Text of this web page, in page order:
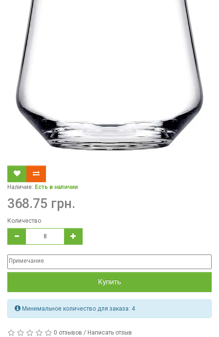
Наличие: Есть в наличии
368.75 грн.
Количество
Купить
Минимальное количество для заказа: 4
0 отзывов / Написать отзыв